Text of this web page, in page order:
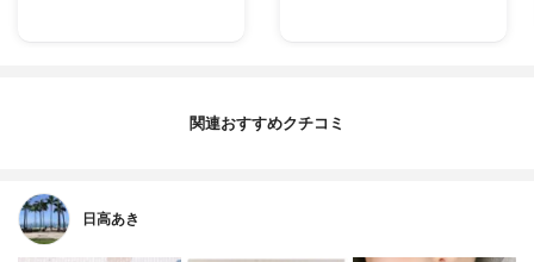
関連おすすめクチコミ
日高あき